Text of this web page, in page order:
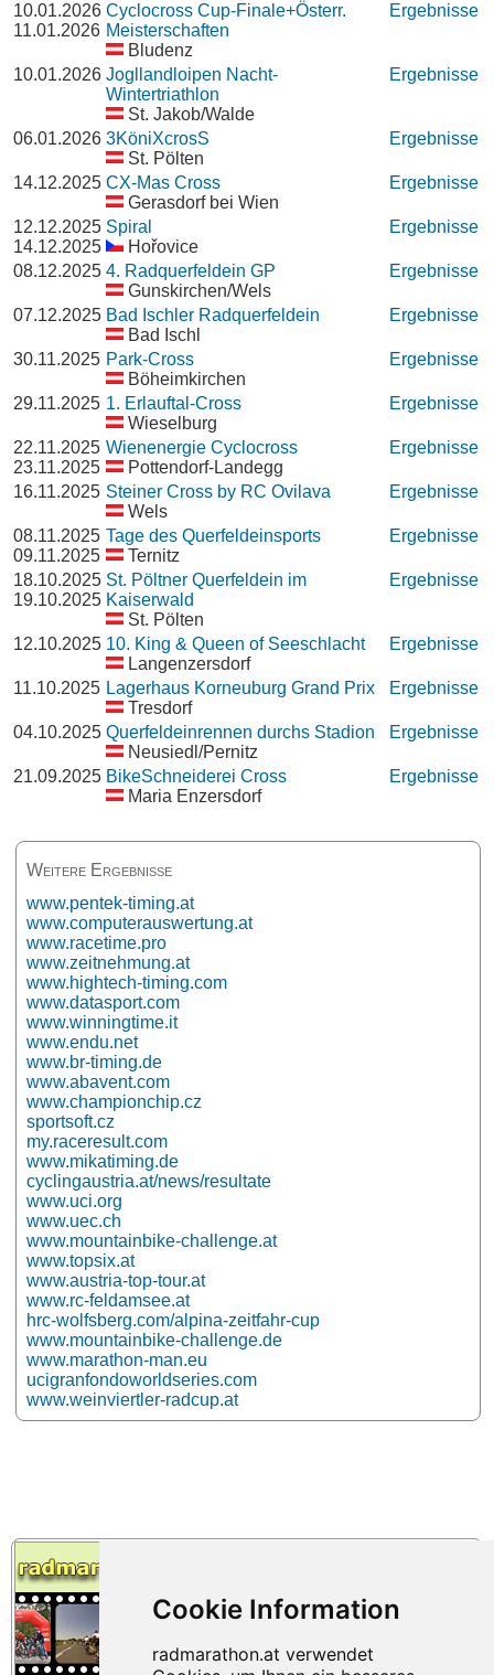
Weitere Ergebnisse
www.pentek-timing.at
www.computerauswertung.at
www.racetime.pro
www.zeitnehmung.at
www.hightech-timing.com
www.datasport.com
www.winningtime.it
www.endu.net
www.br-timing.de
www.abavent.com
www.championchip.cz
sportsoft.cz
my.raceresult.com
www.mikatiming.de
cyclingaustria.at/news/resultate
www.uci.org
www.uec.ch
www.mountainbike-challenge.at
www.topsix.at
www.austria-top-tour.at
www.rc-feldamsee.at
hrc-wolfsberg.com/alpina-zeitfahr-cup
www.mountainbike-challenge.de
www.marathon-man.eu
ucigranfondoworldseries.com
www.weinviertler-radcup.at
10.01.2026
11.01.2026
Cyclocross Cup-Finale+Österr.
Meisterschaften
Bludenz
Ergebnisse
10.01.2026 Jogllandloipen Nacht-
Wintertriathlon
St. Jakob/Walde
Ergebnisse
06.01.2026 3KöniXcrosS
St. Pölten
Ergebnisse
14.12.2025 CX-Mas Cross
Gerasdorf bei Wien
Ergebnisse
12.12.2025
14.12.2025
Spiral
Hořovice
Ergebnisse
08.12.2025 4. Radquerfeldein GP
Gunskirchen/Wels
Ergebnisse
07.12.2025 Bad Ischler Radquerfeldein
Bad Ischl
Ergebnisse
30.11.2025 Park-Cross
Böheimkirchen
Ergebnisse
29.11.2025 1. Erlauftal-Cross
Wieselburg
Ergebnisse
22.11.2025
23.11.2025
Wienenergie Cyclocross
Pottendorf-Landegg
Ergebnisse
16.11.2025 Steiner Cross by RC Ovilava
Wels
Ergebnisse
08.11.2025
09.11.2025
Tage des Querfeldeinsports
Ternitz
Ergebnisse
18.10.2025
19.10.2025
St. Pöltner Querfeldein im
Kaiserwald
St. Pölten
Ergebnisse
12.10.2025 10. King & Queen of Seeschlacht
Langenzersdorf
Ergebnisse
11.10.2025 Lagerhaus Korneuburg Grand Prix
Tresdorf
Ergebnisse
04.10.2025 Querfeldeinrennen durchs Stadion
Neusiedl/Pernitz
Ergebnisse
21.09.2025 BikeSchneiderei Cross
Maria Enzersdorf
Ergebnisse